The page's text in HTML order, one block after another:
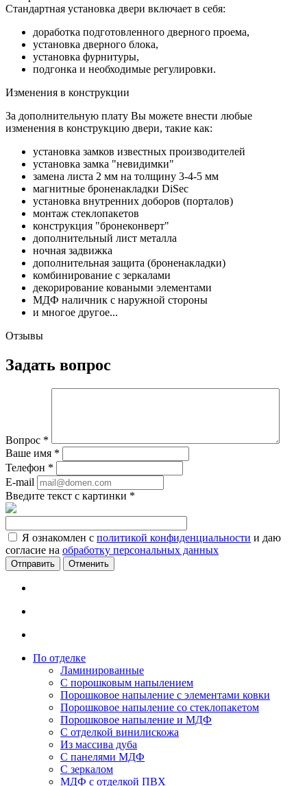
Стандартная установка двери включает в себя:
доработка подготовленного дверного проема,
установка дверного блока,
установка фурнитуры,
подгонка и необходимые регулировки.
Изменения в конструкции
За дополнительную плату Вы можете внести любые
изменения в конструкцию двери, такие как:
установка замков известных производителей
установка замка "невидимки"
замена листа 2 мм на толщину 3-4-5 мм
магнитные броненакладки DiSec
установка внутренних доборов (порталов)
монтаж стеклопакетов
конструкция "бронеконверт"
дополнительный лист металла
ночная задвижка
дополнительная защита (броненакладки)
комбинирование с зеркалами
декорирование коваными элементами
МДФ наличник с наружной стороны
и многое другое...
Отзывы
Задать вопрос
Вопрос *
Ваше имя *
Телефон *
E-mail
Введите текст с картинки *
Я ознакомлен с политикой конфиденциальности и даю
согласие на обработку персональных данных
Отменить
По отделке
Ламинированные
С порошковым напылением
Порошковое напыление с элементами ковки
Порошковое напыление со стеклопакетом
Порошковое напыление и МДФ
С отделкой винилискожа
Из массива дуба
С панелями МДФ
С зеркалом
МДФ с отделкой ПВХ